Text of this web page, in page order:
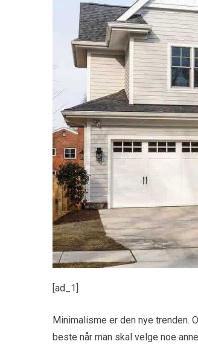
[ad_1]
Minimalisme er den nye trenden.
beste når man skal velge noe